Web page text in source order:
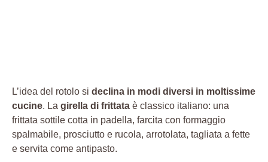
L’idea del rotolo si declina in modi diversi in moltissime
cucine. La girella di frittata è classico italiano: una
frittata sottile cotta in padella, farcita con formaggio
spalmabile, prosciutto e rucola, arrotolata, tagliata a fette
e servita come antipasto.